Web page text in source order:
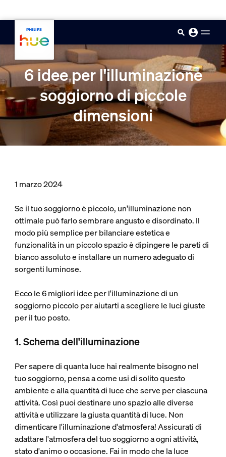
6 idee per l'illuminazione
soggiorno di piccole
dimensioni
1 marzo 2024
Se il tuo soggiorno è piccolo, un'illuminazione non
ottimale può farlo sembrare angusto e disordinato. Il
modo più semplice per bilanciare estetica e
funzionalità in un piccolo spazio è dipingere le pareti di
bianco assoluto e installare un numero adeguato di
sorgenti luminose.
Ecco le 6 migliori idee per l'illuminazione di un
soggiorno piccolo per aiutarti a scegliere le luci giuste
per il tuo posto.
1. Schema dell'illuminazione
Per sapere di quanta luce hai realmente bisogno nel
tuo soggiorno, pensa a come usi di solito questo
ambiente e alla quantità di luce che serve per ciascuna
attività. Così puoi destinare uno spazio alle diverse
attività e utilizzare la giusta quantità di luce. Non
dimenticare l'illuminazione d'atmosfera! Assicurati di
adattare l'atmosfera del tuo soggiorno a ogni attività,
stato d'animo o occasione. Fai in modo che la luce